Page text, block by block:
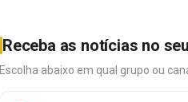
Receba as notícias no
Escolha abaixo em qual grupo ou